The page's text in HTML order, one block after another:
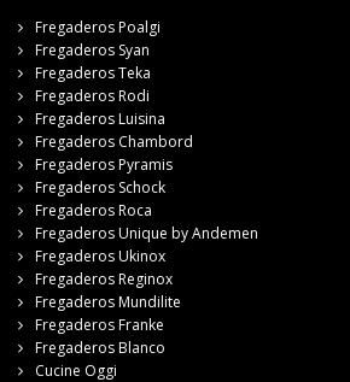
Fregaderos Poalgi
Fregaderos Syan
Fregaderos Teka
Fregaderos Rodi
Fregaderos Luisina
Fregaderos Chambord
Fregaderos Pyramis
Fregaderos Schock
Fregaderos Roca
Fregaderos Unique by Andemen
Fregaderos Ukinox
Fregaderos Reginox
Fregaderos Mundilite
Fregaderos Franke
Fregaderos Blanco
Cucine Oggi